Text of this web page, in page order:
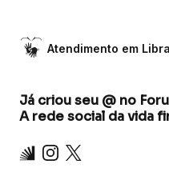
Atendimento em
Já criou seu @ no
A rede social da vida
Inter Instagram
X